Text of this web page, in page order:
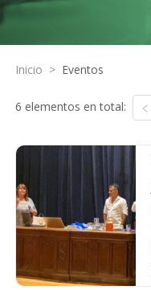
Inicio > Eventos
6 elementos en total: